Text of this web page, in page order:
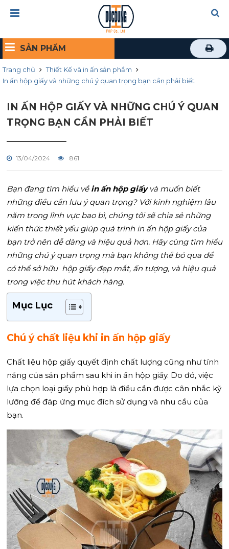
SẢN PHẨM
Trang chủ
Thiết Kế và in ấn sản phẩm
In ấn hộp giấy và những chú ý quan trọng bạn cần phải biết
IN ẤN HỘP GIẤY VÀ NHỮNG CHÚ Ý QUAN
TRỌNG BẠN CẦN PHẢI BIẾT
13/04/2024 861
Bạn đang tìm hiểu về in ấn hộp giấyvà muốn biết
những điều cần lưu ý quan trọng? Với kinh nghiệm lâu
năm trong lĩnh vực bao bì, chúng tôi sẽ chia sẻ những
kiến thức thiết yếu giúp quá trình in ấn hộp giấy của
bạn trở nên dễ dàng và hiệu quả hơn. Hãy cùng tìm hiểu
những chú ý quan trọng mà bạn không thể bỏ qua để
có thể sở hữu hộp giấy đẹp mắt, ấn tượng, và hiệu quả
trong việc thu hút khách hàng.
Mục Lục
Chú ý chất liệu khi in ấn hộp giấy
Chất liệu hộp giấy quyết định chất lượng cũng như tính
năng của sản phẩm sau khi in ấn hộp giấy. Do đó, việc
lựa chọn loại giấy phù hợp là điều cần được cân nhắc kỹ
lưỡng để đáp ứng mục đích sử dụng và nhu cầu của
bạn.